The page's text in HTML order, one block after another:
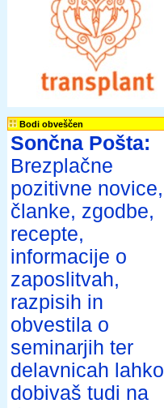
Bodi obveščen
Sončna Pošta:
Brezplačne
pozitivne novice,
članke, zgodbe,
recepte,
informacije o
zaposlitvah,
razpisih in
obvestila o
seminarjih ter
delavnicah lahko
dobivaš tudi na